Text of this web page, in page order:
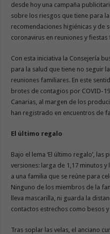
desde hoy una campaña
sobre los riesgos que tiene para
recomendaciones higiénicas y
coronavirus en reuniones y
Con esta iniciativa la Consejería
para la salud que tiene no seguir
reuniones familiares. En este
brotes de contagios por COVID-
Canarias, al margen de los
han registrado en encuentros de
El último regalo
Bajo el lema ‘El último regalo’, las
versiones: larga de 1,17 minutos
a una familia que se reúne para
Ninguno de los miembros de la
lleva mascarilla, ni guarda la
contactos estrechos como besos
Tras soplar las velas, el anciano